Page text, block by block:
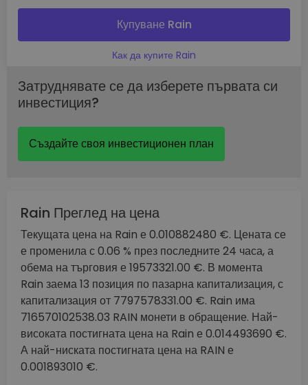
Купуване Rain
Как да купите Rain
Затруднявате се да изберете първата си
инвестиция?
Създайте своя инвестиционен план
Rain Преглед на цена
Текущата цена на Rain е 0.010882480 €. Цената се
е променила с 0.06 % през последните 24 часа, а
обема на търговия е 19573321.00 €. В момента
Rain заема 13 позиция по пазарна капитализация, с
капитализация от 7797578331.00 €. Rain има
716570102538.03 RAIN монети в обращение. Най-
високата постигната цена на Rain е 0.014493690 €.
А най-ниската постигната цена на RAIN е
0.001893010 €.